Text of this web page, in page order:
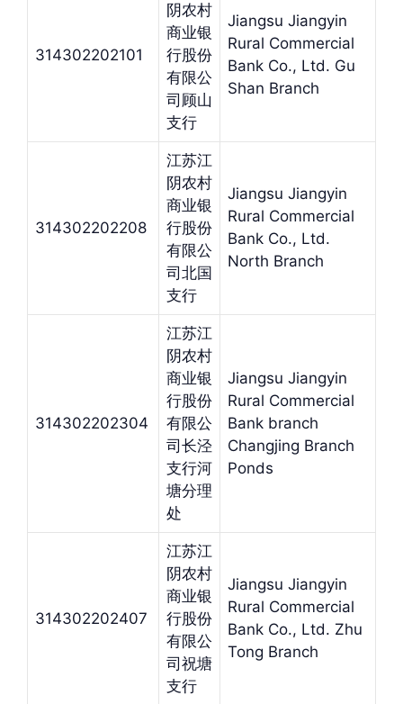
314302202101
阴农村
商业银
行股份
有限公
司顾山
支行
Jiangsu Jiangyin
Rural Commercial
Bank Co., Ltd. Gu
Shan Branch
314302202208
江苏江
阴农村
商业银
行股份
有限公
司北国
支行
Jiangsu Jiangyin
Rural Commercial
Bank Co., Ltd.
North Branch
314302202304
江苏江
阴农村
商业银
行股份
有限公
司长泾
支行河
塘分理
处
Jiangsu Jiangyin
Rural Commercial
Bank branch
Changjing Branch
Ponds
314302202407
江苏江
阴农村
商业银
行股份
有限公
司祝塘
支行
Jiangsu Jiangyin
Rural Commercial
Bank Co., Ltd. Zhu
Tong Branch